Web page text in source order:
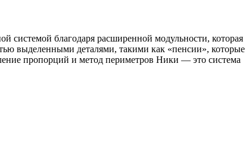
системой благодаря расширенной модульности, которая
выделенными деталями, такими как «пенсии», которые
пропорций и метод периметров Ники — это система